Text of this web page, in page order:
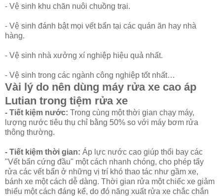
- Vệ sinh khu chăn nuôi chuồng trại.
- Vệ sinh đánh bật mọi vết bẩn tại các quán ăn hay nhà
hàng.
- Vệ sinh nhà xưởng xí nghiệp hiệu quả nhất.
- Vệ sinh trong các ngành công nghiệp tốt nhất…
Vài lý do nên dùng máy rửa xe cao áp
Lutian trong tiệm rửa xe
- Tiết kiệm nước: Trong cùng một thời gian chạy máy,
lượng nước tiêu thụ chỉ bằng 50% so với máy bơm rửa
thông thường.
- Tiết kiệm thời gian: Áp lực nước cao giúp thổi bay các
"Vết bẩn cứng đầu" một cách nhanh chóng, cho phép tẩy
rửa các vết bẩn ở những vị trí khó thao tác như gầm xe,
bánh xe một cách dễ dàng. Thời gian rửa một chiếc xe giảm
thiểu một cách đáng kể, do đó năng xuất rửa xe chắc chắn